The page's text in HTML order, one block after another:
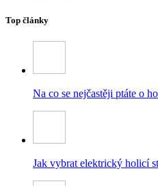
Top články
Na co se nejčastěji ptáte o
Jak vybrat elektrický holicí